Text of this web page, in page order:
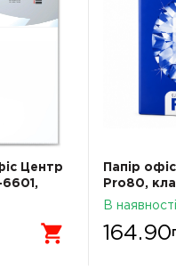
UPM
Ручка
15643
В наявності
5.99грн.